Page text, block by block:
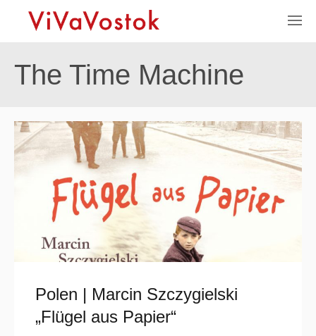
The Time Machine
Polen | Marcin Szczygielski
„Flügel aus Papier“